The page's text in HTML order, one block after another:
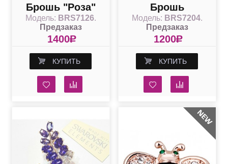
Брошь "Роза"
Модель: BRS7126.
Предзаказ
1400R
КУПИТЬ
Брошь
Скрипичный
ключ с
фианитами
Модель: BRS7204.
Предзаказ
1200R
КУПИТЬ